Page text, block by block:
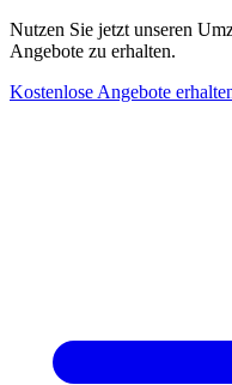
Nutzen Sie jetzt unseren
Angebote zu erhalten.
Kostenlose Angebote